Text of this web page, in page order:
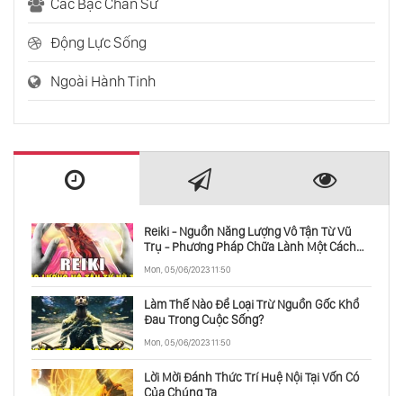
Năng Lượng Vật Chất Và Entropy
Cuộc Đời Của Một Ngôi Sao
Tổng Hợp Những Khám Phá Thiên Văn Năm
2020
Thành Viên Mới Nhất Trong Hệ Mặt Trời
Tín Hiệu Vô Tuyến Đến Từ Hệ Sao Lân Cận
Các Bậc Chân Sư
Động Lực Sống
Ngoài Hành Tinh
Reiki - Nguồn Năng Lượng Vô Tận Từ Vũ
Trụ - Phương Pháp Chữa Lành Một Cách
Mon, 05/06/2023 11:50
Làm Thế Nào Để Loại Trừ Nguồn Gốc Khổ
Đau Trong Cuộc Sống?
Mon, 05/06/2023 11:50
Lời Mời Đánh Thức Trí Huệ Nội Tại Vốn Có
Của Chúng Ta